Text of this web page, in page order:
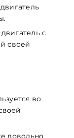
с
своей
во
довольно